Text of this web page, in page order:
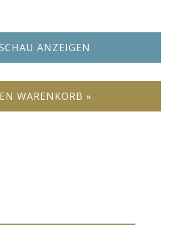
ANZEIGEN
WARENKORB »